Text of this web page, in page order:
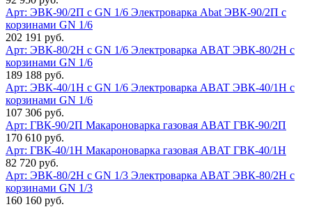
Арт: ЭВК-90/2П с GN 1/6 Электроварка Abat ЭВК-90/2П с
корзинами GN 1/6
202 191 руб.
Арт: ЭВК-80/2Н с GN 1/6 Электроварка ABAT ЭВК-80/2Н с
корзинами GN 1/6
189 188 руб.
Арт: ЭВК-40/1Н с GN 1/6 Электроварка ABAT ЭВК-40/1Н с
корзинами GN 1/6
107 306 руб.
Арт: ГВК-90/2П Макароноварка газовая ABAT ГВК-90/2П
170 610 руб.
Арт: ГВК-40/1Н Макароноварка газовая ABAT ГВК-40/1Н
82 720 руб.
Арт: ЭВК-80/2Н с GN 1/3 Электроварка ABAT ЭВК-80/2Н с
корзинами GN 1/3
160 160 руб.